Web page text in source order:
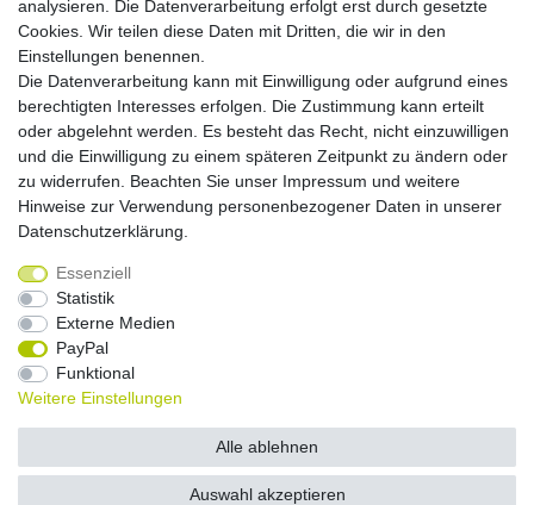
Brutto
Netto
In den Warenkorb
*inkl. ges. MwSt.,Versandkostenfrei (EU-Ausland
auf Anfrage)
Widerrufs­recht
Daten­schutz­erklärung
analysieren. Die Datenverarbeitung erfolgt erst durch gesetzte
Cookies. Wir teilen diese Daten mit Dritten, die wir in den
Einstellungen benennen.
Die Datenverarbeitung kann mit Einwilligung oder aufgrund eines
berechtigten Interesses erfolgen. Die Zustimmung kann erteilt
oder abgelehnt werden. Es besteht das Recht, nicht einzuwilligen
und die Einwilligung zu einem späteren Zeitpunkt zu ändern oder
zu widerrufen. Beachten Sie unser Impressum und weitere
Hinweise zur Verwendung personenbezogener Daten in unserer
Daten­schutz­erklärung
Essenziell
Statistik
Externe Medien
PayPal
Funktional
Weitere Einstellungen
Alle ablehnen
Auswahl akzeptieren